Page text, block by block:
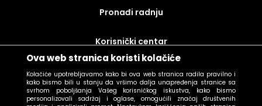
Ova web stranica koristi kolačiće
Kolačiće upotrebljavamo kako bi ova web stranica radila pravilno i
kako bismo bili u stanju da vršimo dalja unapređenja stranice sa
svrhom poboljšanja Vašeg korisničkog iskustva, kako bismo
personalizovali sadržaj i oglase, omogućili značaj društvenih
Pronađi radnju
korisnički centar
uslovi prodaje